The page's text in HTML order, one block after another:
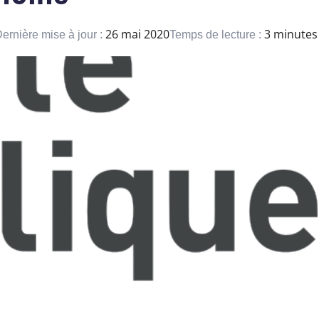
mise à jour : 26 mai 2020Temps de lecture : 3 minutes